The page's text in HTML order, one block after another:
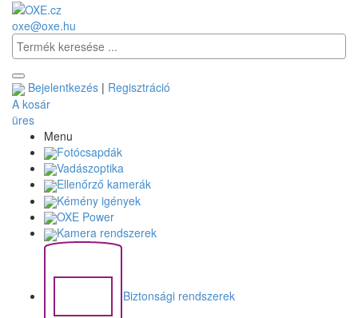
oxe@oxe.hu
Bejelentkezés | Regisztráció
A kosár
üres
Menu
Fotócsapdák
Vadászoptika
Ellenőrző kamerák
Kémény igények
OXE Power
Kamera rendszerek
Biztonsági rendszerek